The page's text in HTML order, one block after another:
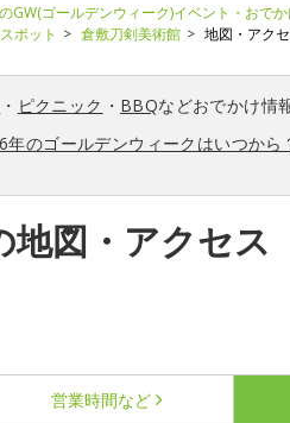
GW(ゴールデンウィーク)イベント・おで
ポット
倉敷刀剣美術館 地図・アク
・ ピクニック ・ BBQなどおでかけ情
年のゴールデンウィークはいつか
地図・アクセス
営業時間など